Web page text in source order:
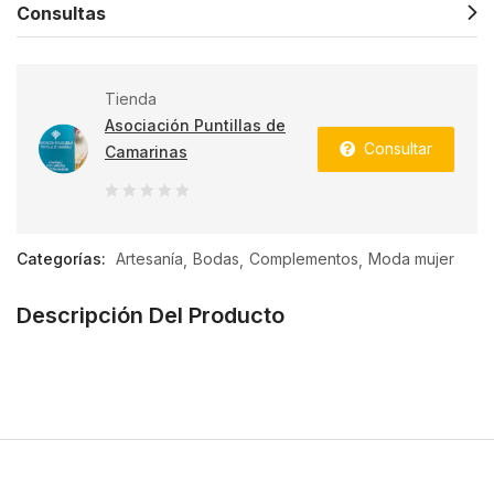
Consultas
Tienda
Asociación Puntillas de
Camarinas
Consultar
Categorías: Artesanía Bodas Complementos Moda mujer
Descripción Del Producto